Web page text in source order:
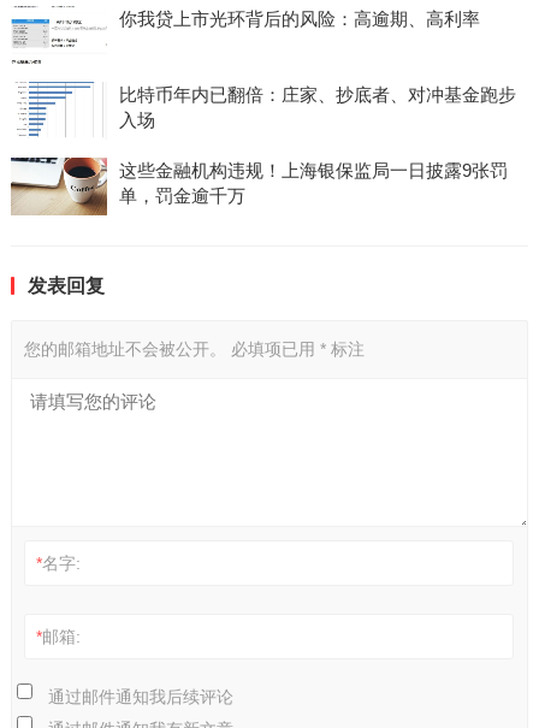
你我贷上市光环背后的风险：高逾期、高利率
比特币年内已翻倍：庄家、抄底者、对冲基金跑步
入场
这些金融机构违规！上海银保监局一日披露9张罚
单，罚金逾千万
发表回复
您的邮箱地址不会被公开。 必填项已用 *标注
*名字:
*邮箱:
通过邮件通知我后续评论